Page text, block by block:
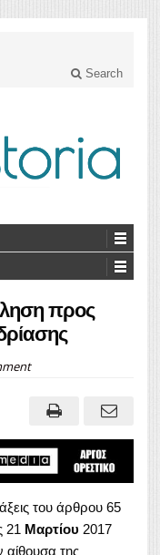
Search
προς
του άρθρου 65
21 Μαρτίου 2017
αίθουσα της